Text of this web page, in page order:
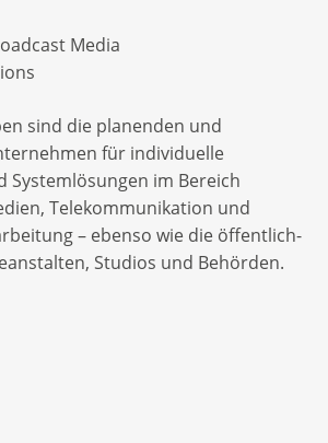
sind die planenden und
für individuelle
Systemlösungen im Bereich
Telekommunikation und
– ebenso wie die öffentlich-
Studios und Behörden.